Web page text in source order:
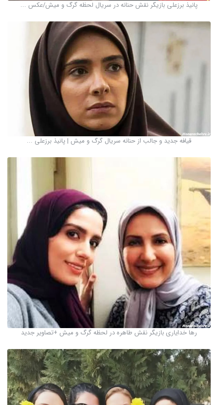
پانیذ برزعلی بازیگر نقش حنانه در سریال لحظه گرگ و میش/عکس ...
قیافه جدید و جالب از حنانه سریال گرگ و میش | پانیذ برزعلی ...
رها خدایاری بازیگر نقش طاهره در لحظه گرگ و میش +تصاویر جدید